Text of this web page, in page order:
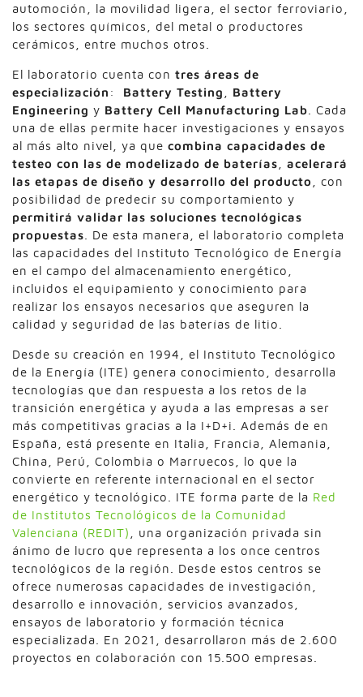
automoción, la movilidad ligera, el sector ferroviario,
los sectores químicos, del metal o productores
cerámicos, entre muchos otros.
El laboratorio cuenta con tres áreas de
especialización : Battery Testing
Battery
Engineering y Battery Cell Manufacturing Lab . Cada
una de ellas permite hacer investigaciones y ensayos
al más alto nivel, ya que combina capacidades de
testeo con las de modelizado de baterías
acelerará
las etapas de diseño y desarrollo del producto
, con
posibilidad de predecir su comportamiento y
permitirá validar las soluciones tecnológicas
propuestas . De esta manera, el laboratorio completa
las capacidades del Instituto Tecnológico de Energía
en el campo del almacenamiento energético,
incluidos el equipamiento y conocimiento para
realizar los ensayos necesarios que aseguren la
calidad y seguridad de las baterías de litio.
Desde su creación en 1994, el Instituto Tecnológico
de la Energía (ITE) genera conocimiento, desarrolla
tecnologías que dan respuesta a los retos de la
transición energética y ayuda a las empresas a ser
más competitivas gracias a la I+D+i. Además de en
España, está presente en Italia, Francia, Alemania,
China, Perú, Colombia o Marruecos, lo que la
convierte en referente internacional en el sector
energético y tecnológico. ITE forma parte de la Red
de Institutos Tecnológicos de la Comunidad
Valenciana (REDIT)
, una organización privada sin
ánimo de lucro que representa a los once centros
tecnológicos de la región. Desde estos centros se
ofrece numerosas capacidades de investigación,
desarrollo e innovación, servicios avanzados,
ensayos de laboratorio y formación técnica
especializada. En 2021, desarrollaron más de 2.600
proyectos en colaboración con 15.500 empresas.